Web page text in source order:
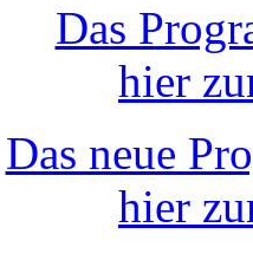
Das
hier
Das neue
hier